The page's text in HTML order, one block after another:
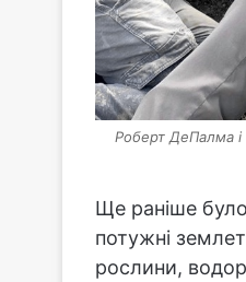
Роберт ДеПалма і
Ще раніше було
потужні
рослини,